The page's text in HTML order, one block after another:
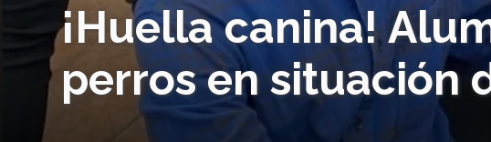
¡Huella canina!
perros en situación